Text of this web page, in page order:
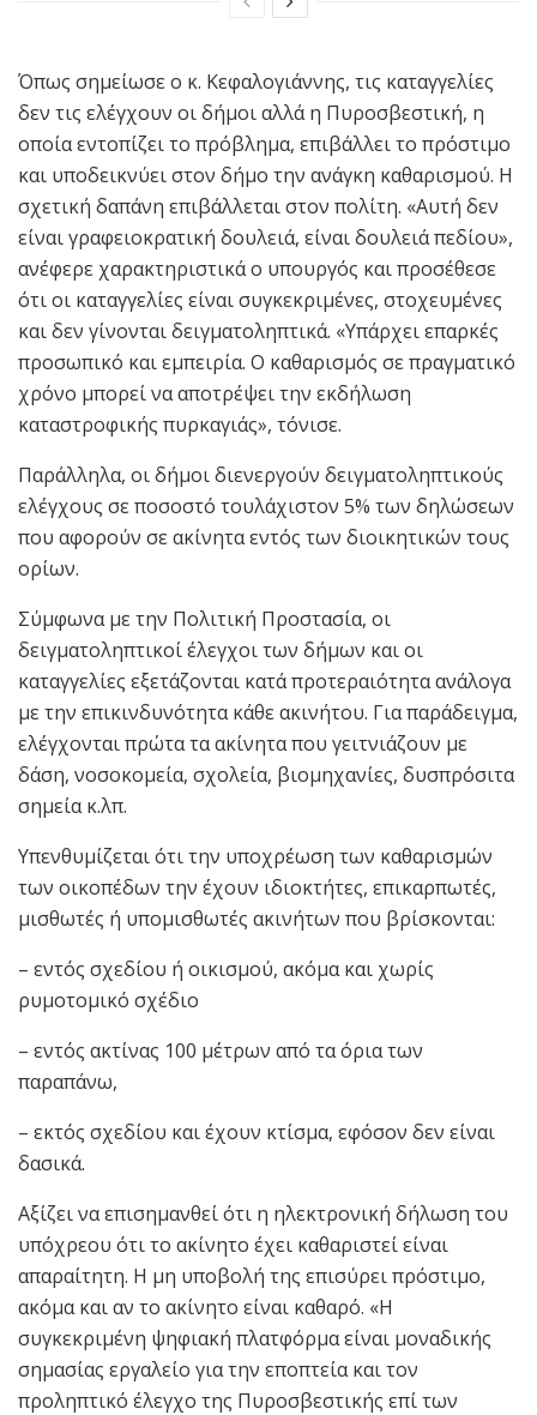
Όπως σημείωσε ο κ. Κεφαλογιάννης, τις καταγγελίες
δεν τις ελέγχουν οι δήμοι αλλά η Πυροσβεστική, η
οποία εντοπίζει το πρόβλημα, επιβάλλει το πρόστιμο
και υποδεικνύει στον δήμο την ανάγκη καθαρισμού. Η
σχετική δαπάνη επιβάλλεται στον πολίτη. «Αυτή δεν
είναι γραφειοκρατική δουλειά, είναι δουλειά πεδίου»,
ανέφερε χαρακτηριστικά ο υπουργός και προσέθεσε
ότι οι καταγγελίες είναι συγκεκριμένες, στοχευμένες
και δεν γίνονται δειγματοληπτικά. «Υπάρχει επαρκές
προσωπικό και εμπειρία. Ο καθαρισμός σε πραγματικό
χρόνο μπορεί να αποτρέψει την εκδήλωση
καταστροφικής πυρκαγιάς», τόνισε.
Παράλληλα, οι δήμοι διενεργούν δειγματοληπτικούς
ελέγχους σε ποσοστό τουλάχιστον 5% των δηλώσεων
που αφορούν σε ακίνητα εντός των διοικητικών τους
ορίων.
Σύμφωνα με την Πολιτική Προστασία, οι
δειγματοληπτικοί έλεγχοι των δήμων και οι
καταγγελίες εξετάζονται κατά προτεραιότητα ανάλογα
με την επικινδυνότητα κάθε ακινήτου. Για παράδειγμα,
ελέγχονται πρώτα τα ακίνητα που γειτνιάζουν με
δάση, νοσοκομεία, σχολεία, βιομηχανίες, δυσπρόσιτα
σημεία κ.λπ.
Υπενθυμίζεται ότι την υποχρέωση των καθαρισμών
των οικοπέδων την έχουν ιδιοκτήτες, επικαρπωτές,
μισθωτές ή υπομισθωτές ακινήτων που βρίσκονται:
– εντός σχεδίου ή οικισμού, ακόμα και χωρίς
ρυμοτομικό σχέδιο
– εντός ακτίνας 100 μέτρων από τα όρια των
παραπάνω,
– εκτός σχεδίου και έχουν κτίσμα, εφόσον δεν είναι
δασικά.
Αξίζει να επισημανθεί ότι η ηλεκτρονική δήλωση του
υπόχρεου ότι το ακίνητο έχει καθαριστεί είναι
απαραίτητη. Η μη υποβολή της επισύρει πρόστιμο,
ακόμα και αν το ακίνητο είναι καθαρό. «Η
συγκεκριμένη ψηφιακή πλατφόρμα είναι μοναδικής
σημασίας εργαλείο για την εποπτεία και τον
προληπτικό έλεγχο της Πυροσβεστικής επί των